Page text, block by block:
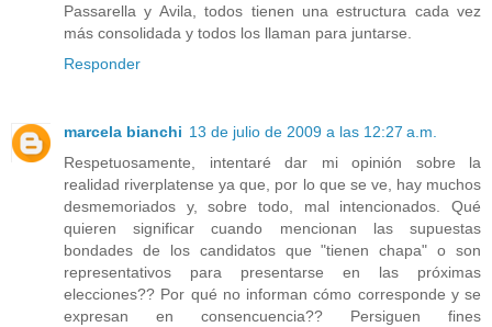
Passarella y Avila, todos tienen una estructura cada vez
más consolidada y todos los llaman para juntarse.
Responder
marcela bianchi 13 de julio de 2009 a las 12:27 a.m.
Respetuosamente, intentaré dar mi opinión sobre la
realidad riverplatense ya que, por lo que se ve, hay muchos
desmemoriados y, sobre todo, mal intencionados. Qué
quieren significar cuando mencionan las supuestas
bondades de los candidatos que "tienen chapa" o son
representativos para presentarse en las próximas
elecciones?? Por qué no informan cómo corresponde y se
expresan en consencuencia?? Persiguen fines